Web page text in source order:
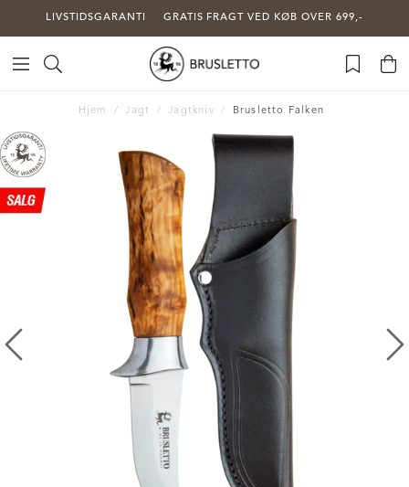
LIVSTIDSGARANTI GRATIS FRAGT VED KØB OVER 699,-
Hjem Jagt Jagtkniv Brusletto Falken